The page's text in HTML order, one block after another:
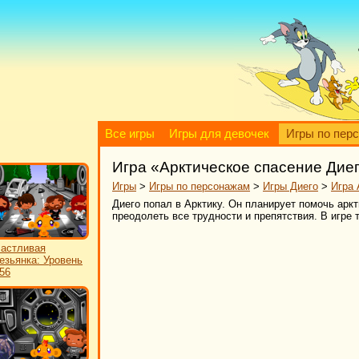
Все игры Игры для девочек Игры по
Уровень
Игра «Арктическое спасение
Игры > Игры по персонажам > Игры Диего > Игра
Диего попал в Арктику. Он планирует помочь
преодолеть все трудности и препятствия. В